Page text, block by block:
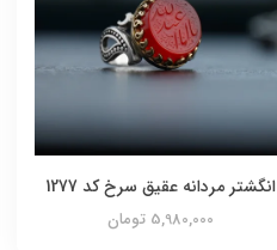
انگشتر مردانه عقیق سرخ کد 1277
5,980,000 تومان